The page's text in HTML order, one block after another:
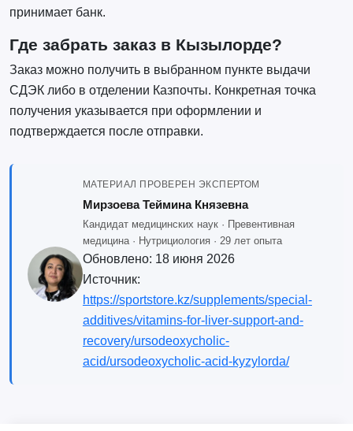
принимает банк.
Где забрать заказ в Кызылорде?
Заказ можно получить в выбранном пункте выдачи
СДЭК либо в отделении Казпочты. Конкретная точка
получения указывается при оформлении и
подтверждается после отправки.
МАТЕРИАЛ ПРОВЕРЕН ЭКСПЕРТОМ
Мирзоева Теймина Князевна
Кандидат медицинских наук · Превентивная
медицина · Нутрициология · 29 лет опыта
Обновлено: 18 июня 2026
Источник:
https://sportstore.kz/supplements/special-
additives/vitamins-for-liver-support-and-
recovery/ursodeoxycholic-
acid/ursodeoxycholic-acid-kyzylorda/